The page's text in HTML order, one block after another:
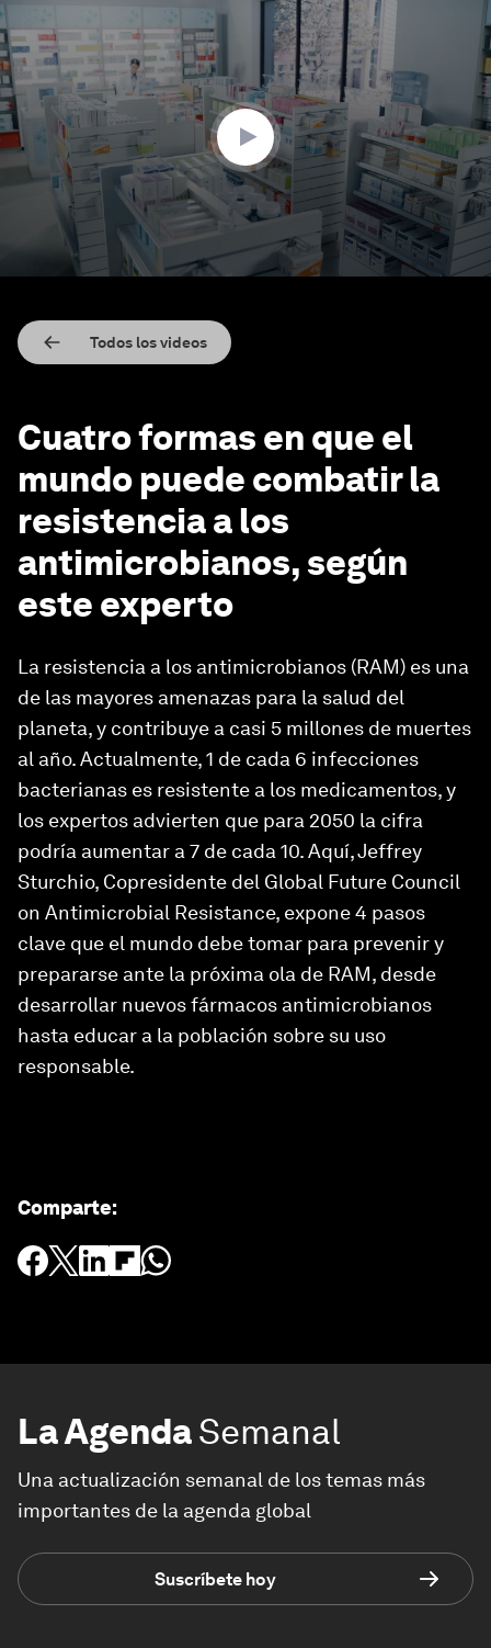
0
seconds
of
3
minutes,
59
seconds
Todos los videos
Cuatro formas en que el
mundo puede combatir la
resistencia a los
antimicrobianos, según
este experto
La resistencia a los antimicrobianos (RAM) es una
de las mayores amenazas para la salud del
planeta, y contribuye a casi 5 millones de muertes
al año. Actualmente, 1 de cada 6 infecciones
bacterianas es resistente a los medicamentos, y
los expertos advierten que para 2050 la cifra
podría aumentar a 7 de cada 10. Aquí, Jeffrey
Sturchio, Copresidente del Global Future Council
on Antimicrobial Resistance, expone 4 pasos
clave que el mundo debe tomar para prevenir y
prepararse ante la próxima ola de RAM, desde
desarrollar nuevos fármacos antimicrobianos
hasta educar a la población sobre su uso
responsable.
Comparte:
La AgendaSemanal
Una actualización semanal de los temas más
importantes de la agenda global
Suscríbete hoy